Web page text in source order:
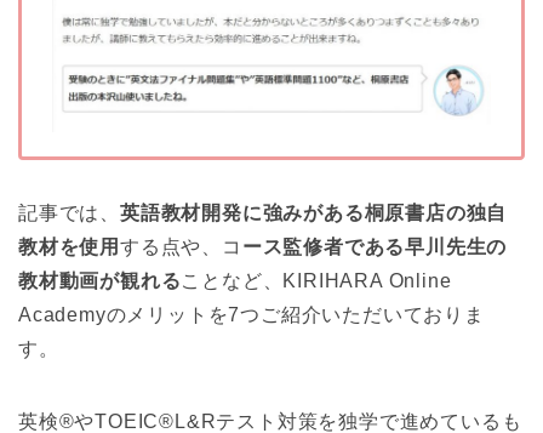
記事では、 英語教材開発に強みがある桐原書店の独自
教材を使用 する点や、コ ース監修者である早川先生の
教材動画が観れることなど、KIRIHARA Online
Academyのメリットを7つご紹介いただいておりま
す。
英検®やTOEIC®L&Rテスト対策を独学で進めているも